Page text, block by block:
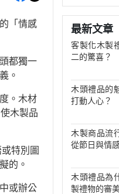
「情感
都獨一
。
。木材
木製品
特別圖
的。
或辦公
最新文章
客製化木製
二的驚喜？
木頭禮品的
打動人心？
木製商品流
從節日與情
木頭禮品為
製禮物的審